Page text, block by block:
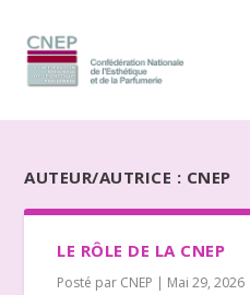
AUTEUR/AUTRICE : CNEP
LE RÔLE DE LA CNEP
Posté par CNEP | Mai 29, 2026